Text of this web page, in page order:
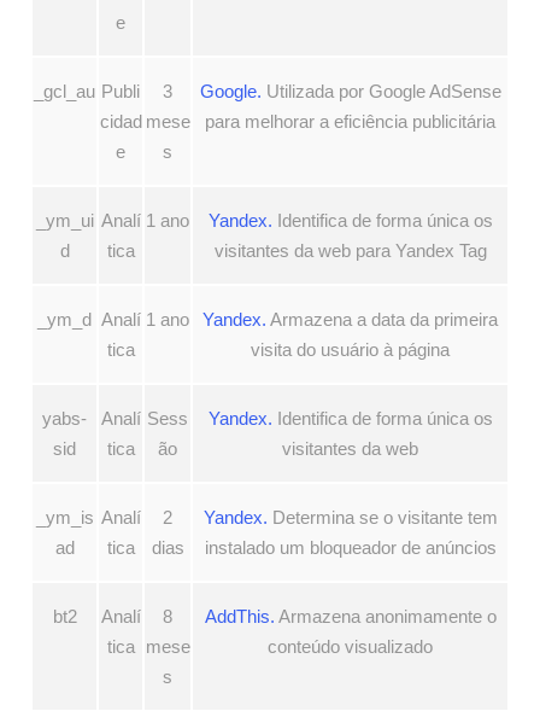
e
_gcl_au Publi
cidad
e
3
mese
s
Google. Utilizada por Google AdSense
para melhorar a eficiência publicitária
_ym_ui
d
Analí
tica
1 ano Yandex. Identifica de forma única os
visitantes da web para Yandex Tag
_ym_d Analí
tica
1 ano Yandex. Armazena a data da primeira
visita do usuário à página
yabs-
sid
Analí
tica
Sess
ão
Yandex. Identifica de forma única os
visitantes da web
_ym_is
ad
Analí
tica
2
dias
Yandex. Determina se o visitante tem
instalado um bloqueador de anúncios
bt2
Analí
tica
8
mese
s
AddThis. Armazena anonimamente o
conteúdo visualizado